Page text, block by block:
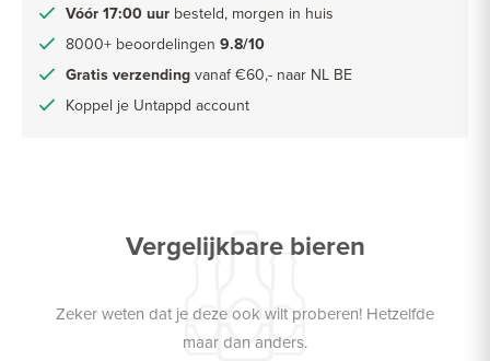
Vóór 17:00 uur besteld, morgen in huis
8000+ beoordelingen 9.8/10
Gratis verzending vanaf €60,- naar NL BE
Koppel je Untappd account
Vergelijkbare bieren
Zeker weten dat je deze ook wilt proberen! Hetzelfde
maar dan anders.